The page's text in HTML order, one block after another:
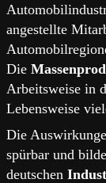
angestellte
Die
Arbeitsweise in
Lebensweise
Die
spürbar und
deutschen